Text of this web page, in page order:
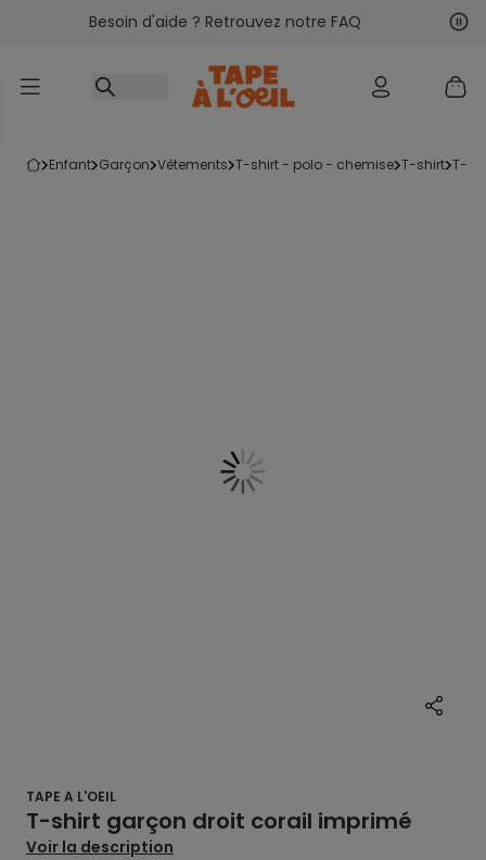
Accéder au contenu
Besoin d'aide ? Retrouvez notre FAQ
enfant garçon vêtements t-shirt - polo - chemise t-shirt t-
TAPE A L'OEIL
T-shirt garçon droit corail imprimé
Voir la description